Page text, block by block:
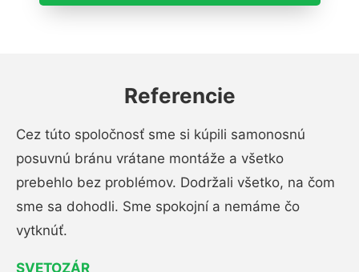
Referencie
Cez túto spoločnosť sme si kúpili samonosnú
posuvnú bránu vrátane montáže a všetko
prebehlo bez problémov. Dodržali všetko, na čom
sme sa dohodli. Sme spokojní a nemáme čo
vytknúť.
SVETOZÁR